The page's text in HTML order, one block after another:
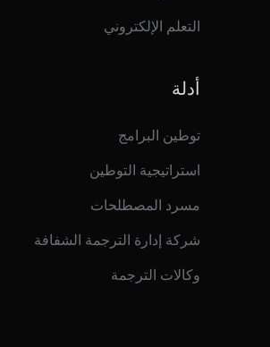
التعلم الإلكتروني
أدلة
توطين البرامج
استراتيجية التوطين
مسرد المصطلحات
شركة إدارة الترجمة الشفافة
وكالات الترجمة